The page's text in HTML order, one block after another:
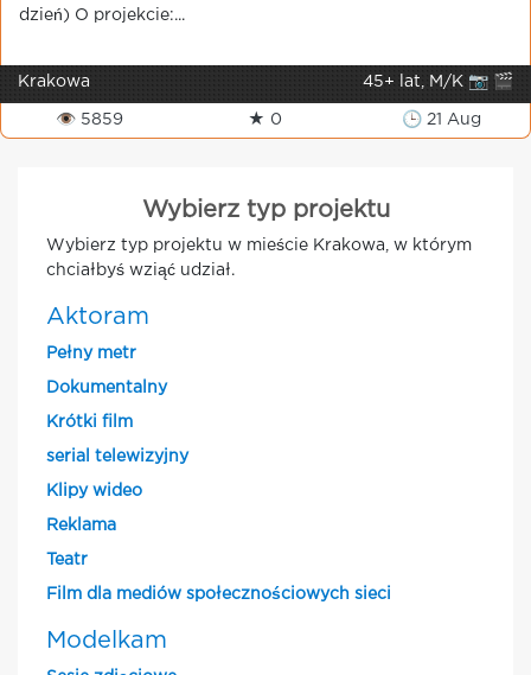
dzień) O projekcie:...
Krakowa 45+ lat, M/K 📷 🎬
👁 5859 ★ 0 🕒 21 Aug
Wybierz typ projektu
Wybierz typ projektu w mieście Krakowa, w którym
chciałbyś wziąć udział.
Aktoram
Pełny metr
Dokumentalny
Krótki film
serial telewizyjny
Klipy wideo
Reklama
Teatr
Film dla mediów społecznościowych sieci
Modelkam